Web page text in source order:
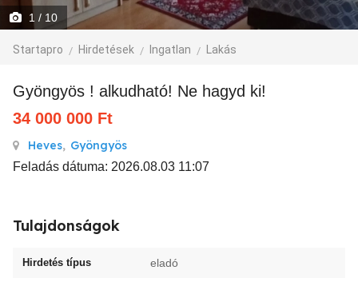
1 / 10
Startapro Hirdetések Ingatlan Lakás
Gyöngyös ! alkudható! Ne hagyd ki!
34 000 000 Ft
Heves, Gyöngyös
Feladás dátuma: 2026.08.03 11:07
Tulajdonságok
Hirdetés típus eladó